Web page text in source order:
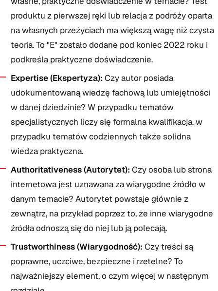
produktu z pierwszej ręki lub relacja z podróży oparta
na własnych przeżyciach ma większą wagę niż czysta
teoria. To "E" zostało dodane pod koniec 2022 roku i
podkreśla praktyczne doświadczenie.
Expertise (Ekspertyza): Czy autor posiada
udokumentowaną wiedzę fachową lub umiejętności
w danej dziedzinie? W przypadku tematów
specjalistycznych liczy się formalna kwalifikacja, w
przypadku tematów codziennych także solidna
wiedza praktyczna.
Authoritativeness (Autorytet): Czy osoba lub strona
internetowa jest uznawana za wiarygodne źródło w
danym temacie? Autorytet powstaje głównie z
zewnątrz, na przykład poprzez to, że inne wiarygodne
źródła odnoszą się do niej lub ją polecają.
Trustworthiness (Wiarygodność): Czy treści są
poprawne, uczciwe, bezpieczne i rzetelne? To
najważniejszy element, o czym więcej w następnym